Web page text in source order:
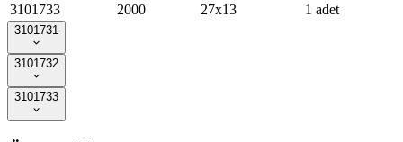
3101733
2000 27x13 1 adet
3101731
3101732
3101733